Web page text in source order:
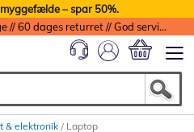
– spar 50%.
Billig fragt // Levering 1-2 dage // 60 dages returret // God service med garanti
& elektronik Laptop